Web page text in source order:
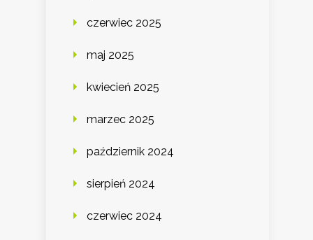
czerwiec 2025
maj 2025
kwiecień 2025
marzec 2025
październik 2024
sierpień 2024
czerwiec 2024